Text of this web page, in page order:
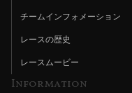
チームインフォメーション
レースの歴史
レースムービー
Information